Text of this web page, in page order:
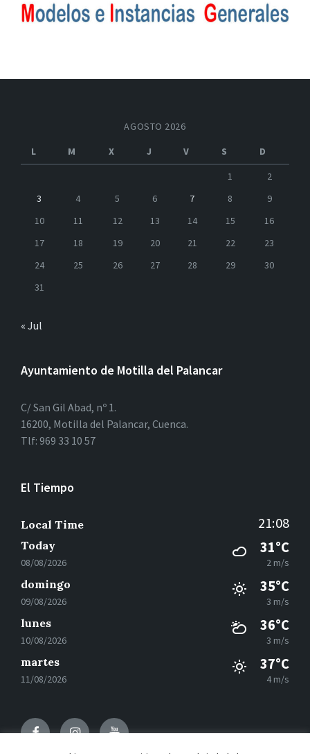
AGOSTO 2026
L
M X J V S
D
1
2
3
4 5 6 7 8
9
10
11 12 13 14 15
16
17
18 19 20 21 22
23
24
25 26 27 28 29
30
31
« Jul
Ayuntamiento de Motilla del Palancar
C/ San Gil Abad, nº 1.
16200, Motilla del Palancar, Cuenca.
Tlf: 969 33 10 57
El Tiempo
Local Time 21:08
Today
08/08/2026
31°C
2 m/s
domingo
09/08/2026
35°C
3 m/s
lunes
10/08/2026
36°C
3 m/s
martes
11/08/2026
37°C
4 m/s
FacebookInstagramYoutube